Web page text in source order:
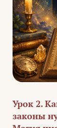
Урок 2.
законы